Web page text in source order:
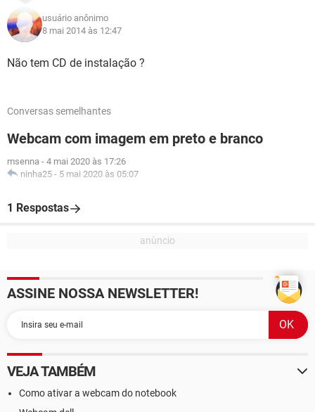
usuário anônimo
8 mai 2014 às 12:47
Não tem CD de instalação ?
Conversas semelhantes
Webcam com imagem em preto e branco
msenna - 4 mai 2020 às 17:26
ninha25 - 5 mai 2020 às 05:07
1 Respostas
ASSINE NOSSA NEWSLETTER!
VEJA TAMBÉM
Como ativar a webcam do notebook